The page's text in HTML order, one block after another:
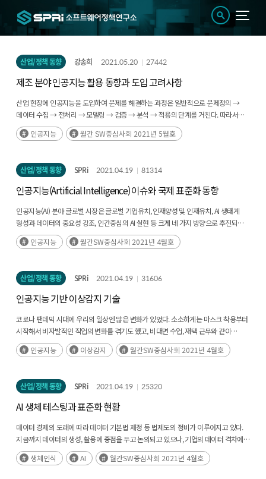
산업/정책 동향 강송희 2021.05.20 27442
제조 분야 인공지능 활용 동향과 도입 고려사항
산업 현장에 인공지능을 도입하여 문제를 해결하는 과정은 일반적으로 문제정의 →
데이터 수집 → 전처리 → 모델링 → 검증 → 분석 → 적용의 단계를 거친다. 따라서
인공지능 활용을 고민하는 제조 분야 기업의 경우 반드시 해야 할 첫 질문은 문제 정의,
즉 인공지능을 활용하는 목적과 기대효과에 관한 것이다. 인공지능을 생산성 향상이나
강화하거나 옵션을 제공할 것인지, 혹은 비즈니스 모델을 전환할 것인지를 먼저
고민해야 한다. 이러한 고민을 해결하기 위한 실마리는 제조 산업 현장에서 현재
인공지능의 어떤 기술이 어떤 분야에서 사용되고 있는지, 즉 인공지능으로 무엇을 할 수
있는지 살펴봄으로써 얻을 수 있다. 제조 기업 입장에서는 인공지능이 제조 산업 현장에
현재 어느 정도 수준으로 적용되는지를 알아야 무모한 도전에 의해 발생하는 탐색 및
기회비용을 최소화할 수 있는 것이다.
인공지능 월간 SW중심사회 2021년 5월호
산업/정책 동향 SPRi 2021.04.19 81314
인공지능(Artificial Intelligence) 이슈와 국제 표준화 동향
인공지능(AI) 분야 글로벌 시장은 글로벌 기업유치, 인재양성 및 인재유치, AI 생태계
형성과 데이터의 중요성 강조, 인간중심의 AI 실현 등 크게 네 가지 방향으로 추진되고
있다.(후략)
인공지능 월간SW중심사회 2021년 4월호
산업/정책 동향 SPRi 2021.04.19 31606
인공지능 기반 이상감지 기술
코로나 팬데믹 시대에 우리의 일상엔 많은 변화가 있었다. 소소하게는 마스크 착용부터
시작해서 비자발적인 직업의 변화를 겪기도 했고, 비대면 수업, 재택 근무와 같이
예전에 하던 활동이라도 다른 모습으로 진행하고 있다(후략)
인공지능 이상감지 월간SW중심사회 2021년 4월호
산업/정책 동향 SPRi 2021.04.19 25320
AI 생체 테스팅과 표준화 현황
데이터 경제의 도래에 따라 데이터 기본법 제정 등 법제도의 정비가 이루어지고 있다.
지금까지 데이터의 생성, 활용에 중점을 두고 논의되고 있으나, 기업의 데이터 격차에
대해서는 아직 논의되지 않고 있다.(후략)
생체인식 AI 월간SW중심사회 2021년 4월호